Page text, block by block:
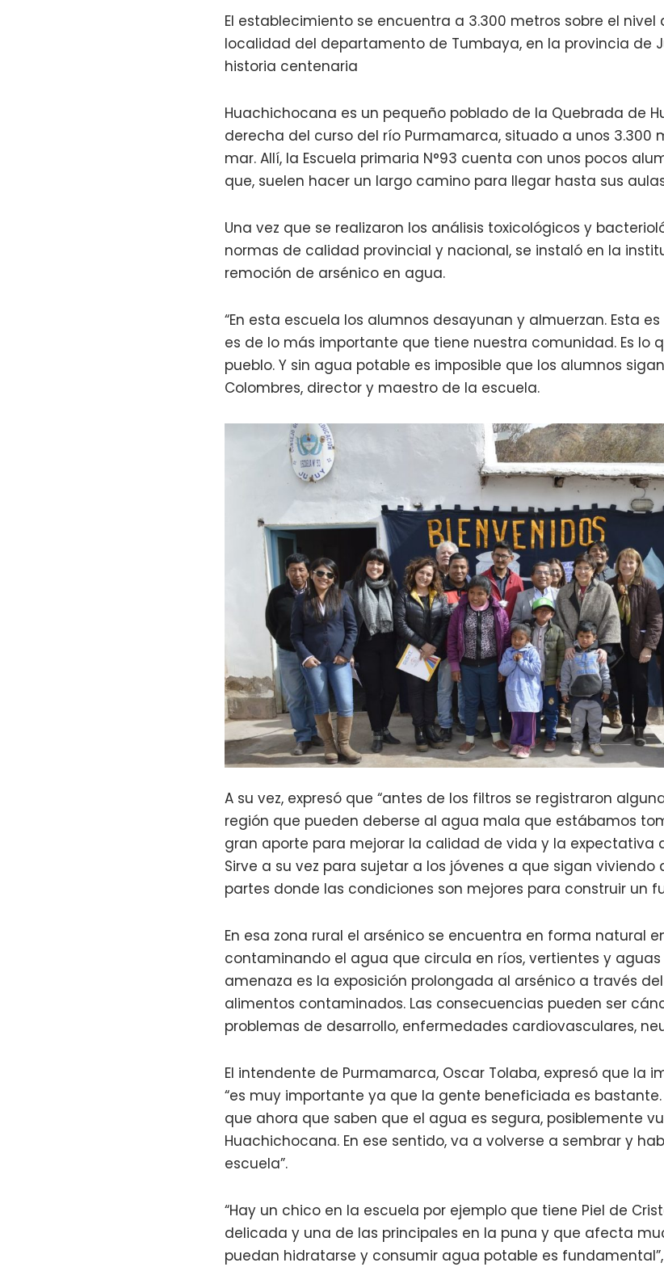
El establecimiento se encuentra a 3.300 metros sobre el
localidad del departamento de Tumbaya, en la provincia de
historia centenaria
Huachichocana es un pequeño poblado de la Quebrada de
derecha del curso del río Purmamarca, situado a unos 3.300
mar. Allí, la Escuela primaria N°93 cuenta con unos pocos
que, suelen hacer un largo camino para llegar hasta sus
Una vez que se realizaron los análisis toxicológicos y
normas de calidad provincial y nacional, se instaló en la
remoción de arsénico en agua.
“En esta escuela los alumnos desayunan y almuerzan. Esta
es de lo más importante que tiene nuestra comunidad. Es lo
pueblo. Y sin agua potable es imposible que los alumnos
Colombres, director y maestro de la escuela.
A su vez, expresó que “antes de los filtros se registraron
región que pueden deberse al agua mala que estábamos
gran aporte para mejorar la calidad de vida y la expectativa
Sirve a su vez para sujetar a los jóvenes a que sigan
partes donde las condiciones son mejores para construir un
En esa zona rural el arsénico se encuentra en forma natural
contaminando el agua que circula en ríos, vertientes y aguas
amenaza es la exposición prolongada al arsénico a través
alimentos contaminados. Las consecuencias pueden ser
problemas de desarrollo, enfermedades cardiovasculares,
El intendente de Purmamarca, Oscar Tolaba, expresó que la
“es muy importante ya que la gente beneficiada es
que ahora que saben que el agua es segura, posiblemente
Huachichocana. En ese sentido, va a volverse a sembrar y
escuela”.
“Hay un chico en la escuela por ejemplo que tiene Piel de
delicada y una de las principales en la puna y que afecta
puedan hidratarse y consumir agua potable es fundamental”,